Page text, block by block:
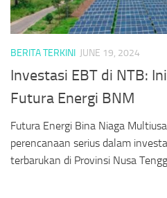
BERITA TERKINI JUNE 19, 2024
Investasi EBT di NTB:
Futura Energi BNM
Futura Energi Bina Niaga
perencanaan serius dalam
terbarukan di Provinsi Nusa